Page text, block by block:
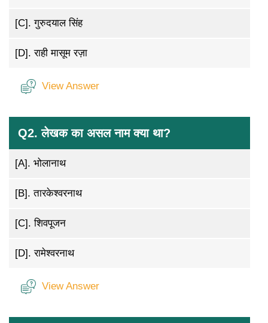
[C].गुरुदयाल सिंह
[D].राही मासूम रज़ा
View Answer
Q2. लेखक का असल नाम क्या था?
[A]. भोलानाथ
[B].तारकेश्वरनाथ
[C].शिवपूजन
[D].रामेश्वरनाथ
View Answer